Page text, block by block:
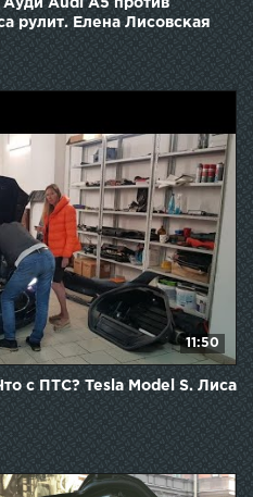
Audi A5 против
рулит. Елена Лисовская
11:50
с ПТС? Tesla Model S. Лиса